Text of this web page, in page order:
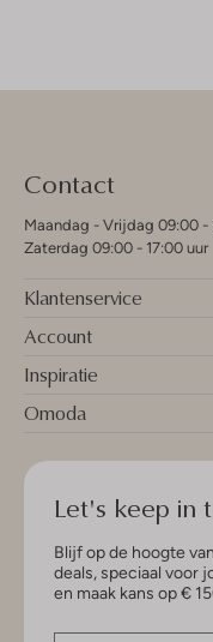
Contact
Maandag - Vrijdag 09:00 -
Zaterdag 09:00 - 17:00 uur
Klantenservice
Account
Inspiratie
Omoda
Let's keep in
Blijf op de hoogte
deals, speciaal voor
en maak kans op €